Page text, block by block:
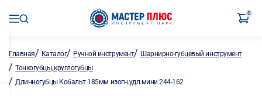
0
Главная/ Каталог/ Ручной инструмент/ Шарнирно-губцевый инструмент
/ Тонкогубцы, круглогубцы
/ Длинногубцы Кобальт 185мм изогн.удл.мини 244-162